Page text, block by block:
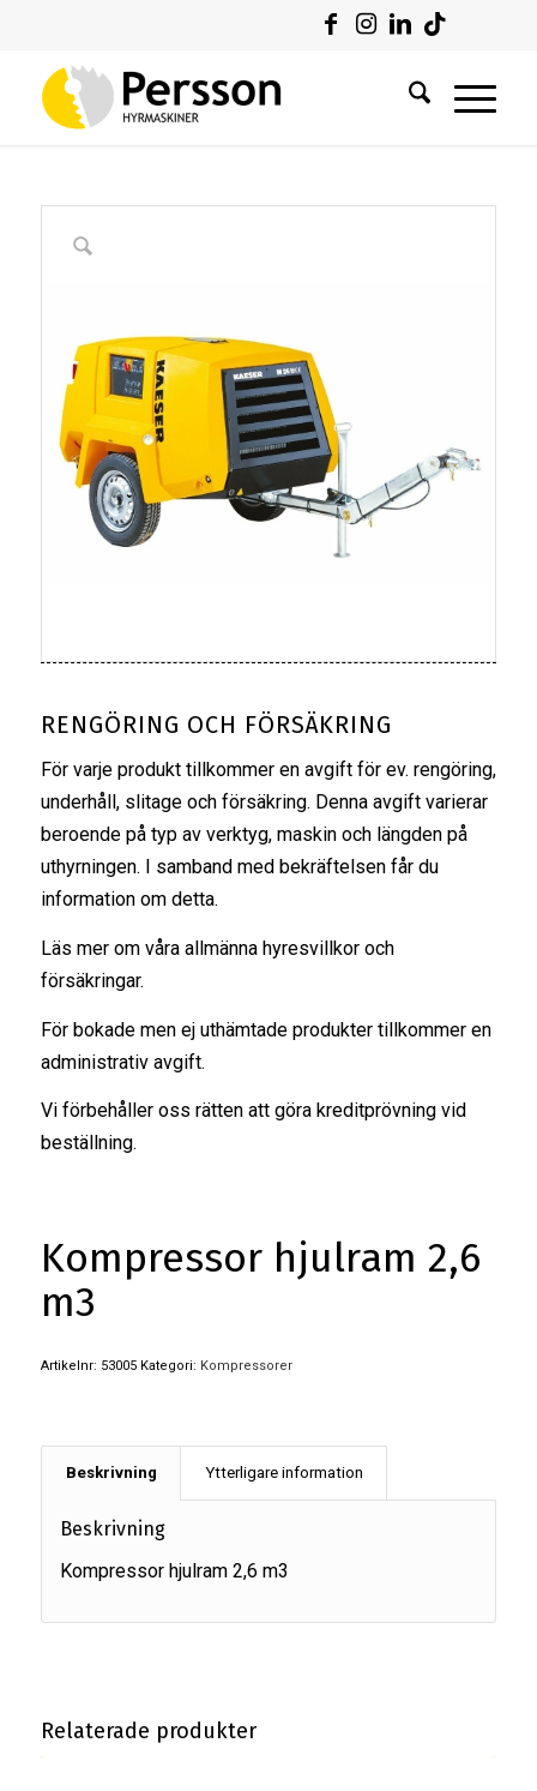
RENGÖRING OCH FÖRSÄKRING
För varje produkt tillkommer en avgift för ev. rengöring,
underhåll, slitage och försäkring. Denna avgift varierar
beroende på typ av verktyg, maskin och längden på
uthyrningen. I samband med bekräftelsen får du
information om detta.
Läs mer om våra allmänna hyresvillkoroch
försäkringar.
För bokade men ej uthämtade produkter tillkommer en
administrativ avgift.
Vi förbehåller oss rätten att göra kreditprövning vid
beställning.
Kompressor hjulram 2,6
m3
Artikelnr: 53005 Kategori: Kompressorer
Beskrivning Ytterligare information
Beskrivning
Kompressor hjulram 2,6 m3
Relaterade produkter